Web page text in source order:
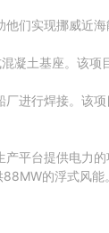
们实现挪威近
土基座。该项
进行焊接。该
平台提供电力
的浮式风能。